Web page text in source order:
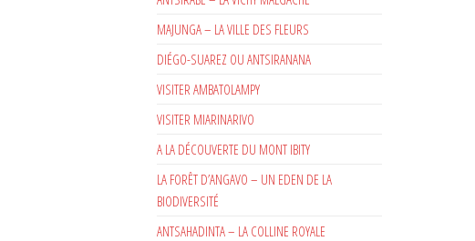
MAJUNGA – LA VILLE DES FLEURS
DIÉGO-SUAREZ OU ANTSIRANANA
VISITER AMBATOLAMPY
VISITER MIARINARIVO
A LA DÉCOUVERTE DU MONT IBITY
LA FORÊT D’ANGAVO – UN EDEN DE LA
BIODIVERSITÉ
ANTSAHADINTA – LA COLLINE ROYALE